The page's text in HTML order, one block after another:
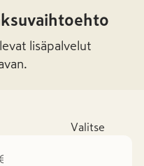
lisäpalvelut
Valitse